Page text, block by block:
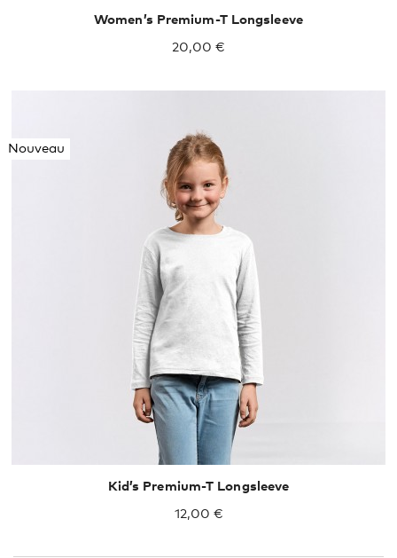
Women’s Premium-T Longsleeve
20,00 €
Nouveau
116 152
Kid’s Premium-T Longsleeve
12,00 €